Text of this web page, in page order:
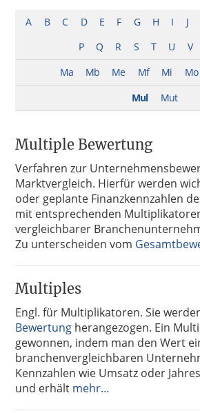
A B C D E F G H I J
P
Q R S T U V
Ma
Mb Me Mf Mi Mo
Mul
Mut
Multiple Bewertung
Verfahren zur
Marktvergleich. Hierfür werden
oder geplante Finanzkennzahlen
mit entsprechenden
vergleichbarer
Zu unterscheiden vom
Multiples
Engl. für Multiplikatoren. Sie
Bewertung herangezogen. Ein
gewonnen, indem man den Wert
branchenvergleichbaren
Kennzahlen wie Umsatz oder
und erhält mehr…